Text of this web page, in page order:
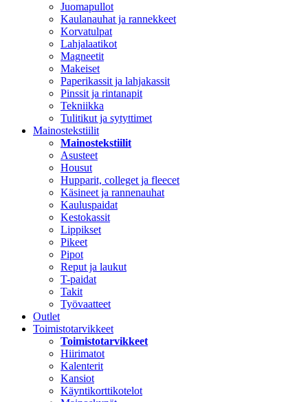
Juomapullot
Kaulanauhat ja rannekkeet
Korvatulpat
Lahjalaatikot
Magneetit
Makeiset
Paperikassit ja lahjakassit
Pinssit ja rintanapit
Tekniikka
Tulitikut ja sytyttimet
Mainostekstiilit
Mainostekstiilit
Asusteet
Housut
Hupparit, colleget ja fleecet
Käsineet ja rannenauhat
Kauluspaidat
Kestokassit
Lippikset
Pikeet
Pipot
Reput ja laukut
T-paidat
Takit
Työvaatteet
Outlet
Toimistotarvikkeet
Toimistotarvikkeet
Hiirimatot
Kalenterit
Kansiot
Käyntikorttikotelot